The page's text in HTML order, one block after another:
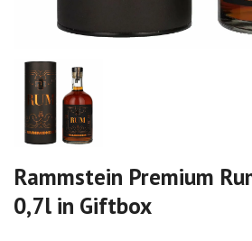
Rammstein Premium
0,7l in Giftbox